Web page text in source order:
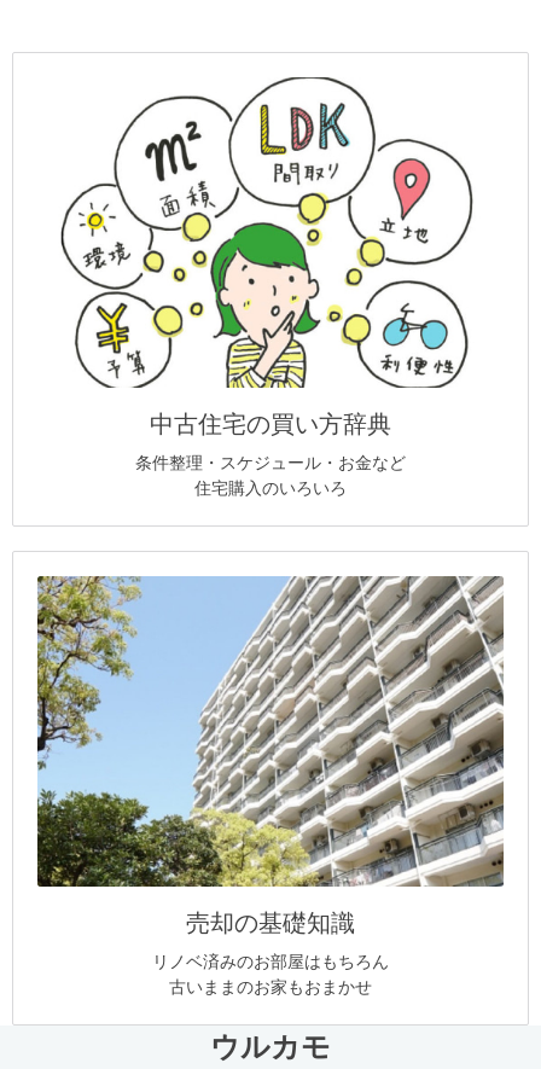
中古住宅の買い方辞典
条件整理・スケジュール・お金など
住宅購入のいろいろ
売却の基礎知識
リノベ済みのお部屋はもちろん
古いままのお家もおまかせ
ウルカモ